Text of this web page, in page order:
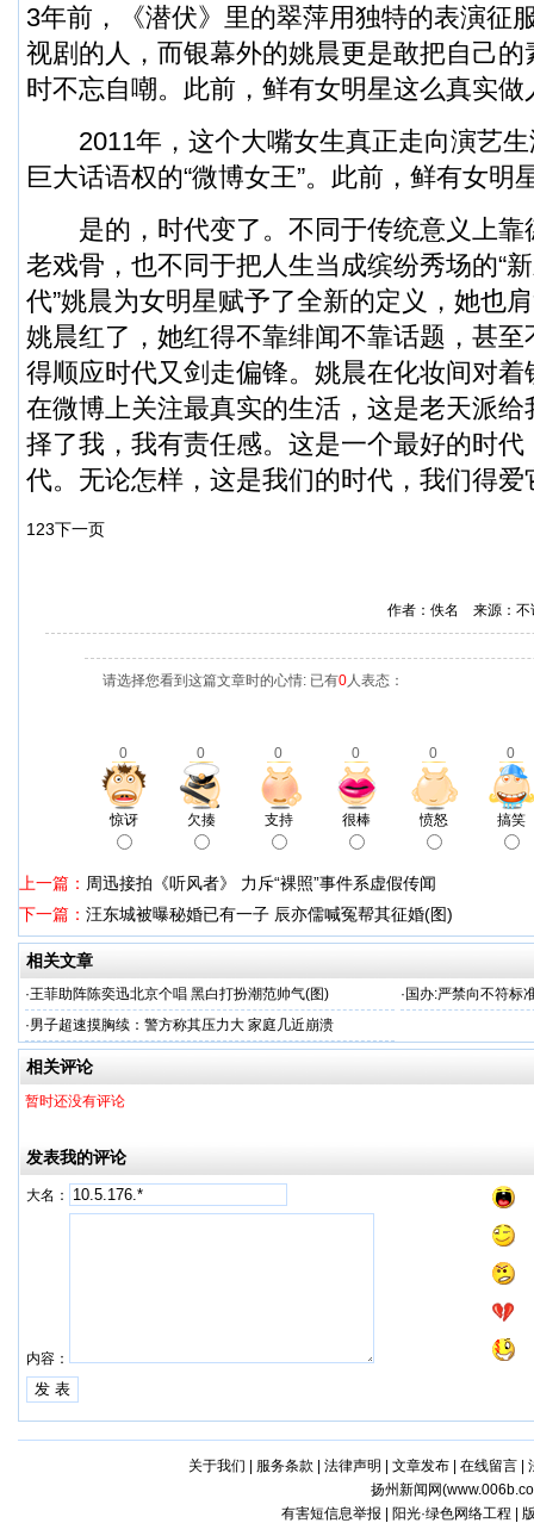
3年前，《潜伏》里的翠萍用独特的表演征
视剧的人，而银幕外的姚晨更是敢把自己
时不忘自嘲。此前，鲜有女明星这么真实做
2011年，这个大嘴女生真正走向演艺生
巨大话语权的“微博女王”。此前，鲜有女明
是的，时代变了。不同于传统意义上靠
老戏骨，也不同于把人生当成缤纷秀场的“
代”姚晨为女明星赋予了全新的定义，她也
姚晨红了，她红得不靠绯闻不靠话题，甚
得顺应时代又剑走偏锋。姚晨在化妆间对着
在微博上关注最真实的生活，这是老天派
择了我，我有责任感。这是一个最好的时
代。无论怎样，这是我们的时代，我们得爱
1 23下一页
作者：佚名 来源：
请选择您看到这篇文章时的心情: 已有0人表态：
0 0 0 0 0 0
惊讶 欠揍 支持 很棒 愤怒 搞笑
上一篇： 周迅接拍《听风者》 力斥“裸照”事件系虚假传闻
下一篇： 汪东城被曝秘婚已有一子 辰亦儒喊冤帮其征婚(图)
相关文章
·王菲助阵陈奕迅北京个唱 黑白打扮潮范帅气(图) · 国办:严禁向不符标
·男子超速摸胸续：警方称其压力大 家庭几近崩溃
相关评论
暂时还没有评论
发表我的评论
大名：
内容：
关于我们 服务条款 法律声明 文章发布| 在线留言|
扬州新闻网(
有害短信息举报 | 阳光·绿色网络工程 |